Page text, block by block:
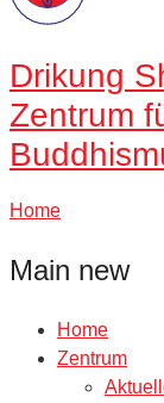
Drikung
Zentrum
Home
Main new
Home
Zentrum